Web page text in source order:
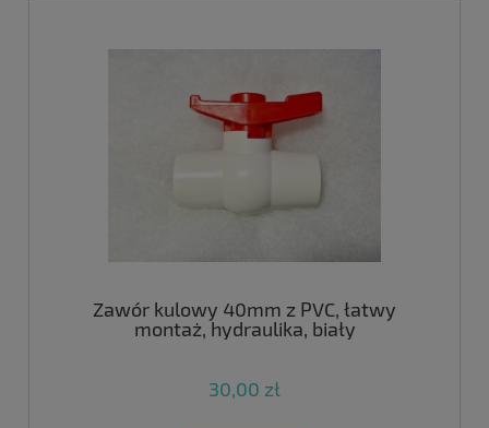
Zawór kulowy 40mm z PVC, łatwy
montaż, hydraulika, biały
30,00 zł